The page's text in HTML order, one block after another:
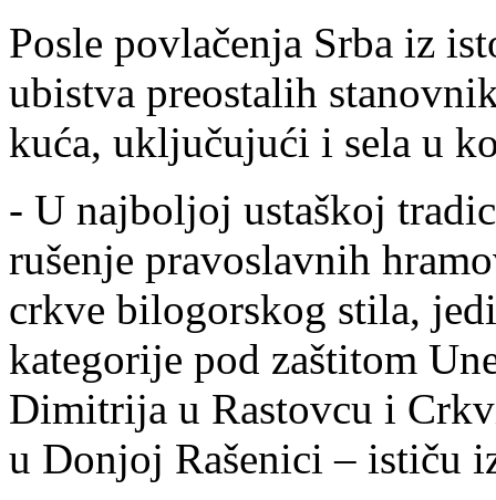
Posle povlačenja Srba iz
ubistva preostalih
kuća, uključujući i sela u
- U najboljoj ustaškoj
rušenje pravoslavnih
crkve bilogorskog stila,
kategorije pod zaštitom
Dimitrija u Rastovcu i
u Donjoj Rašenici – ističu